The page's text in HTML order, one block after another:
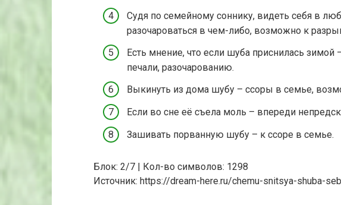
Судя по семейному соннику, видеть себя в
разочароваться в чем-либо, возможно к
Есть мнение, что если шуба приснилась зимой
печали, разочарованию.
Выкинуть из дома шубу – ссоры в семье,
Если во сне её съела моль – впереди
Зашивать порванную шубу – к ссоре в семье.
Блок: 2/7 | Кол-во символов: 1298
Источник: https://dream-here.ru/chemu-snitsya-shuba-